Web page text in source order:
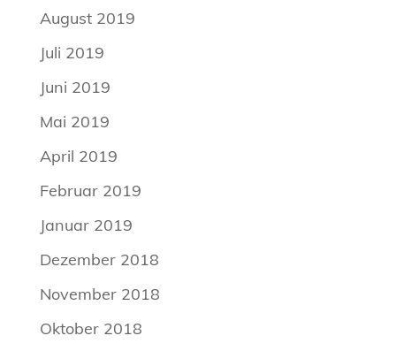
August 2019
Juli 2019
Juni 2019
Mai 2019
April 2019
Februar 2019
Januar 2019
Dezember 2018
November 2018
Oktober 2018